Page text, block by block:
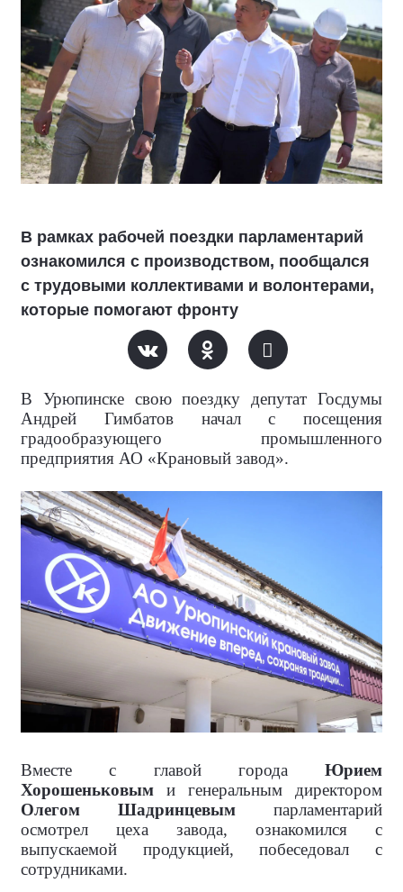
В рамках рабочей поездки парламентарий
ознакомился с производством, пообщался
с трудовыми коллективами и волонтерами,
которые помогают фронту
В Урюпинске свою поездку депутат Госдумы
Андрей Гимбатов начал с посещения
градообразующего промышленного
предприятия АО «Крановый завод».
Вместе с главой города Юрием
Хорошеньковым и генеральным директором
Олегом Шадринцевым парламентарий
осмотрел цеха завода, ознакомился с
выпускаемой продукцией, побеседовал с
сотрудниками.